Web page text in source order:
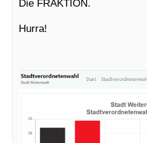
Die FRAKTION.
Hurra!